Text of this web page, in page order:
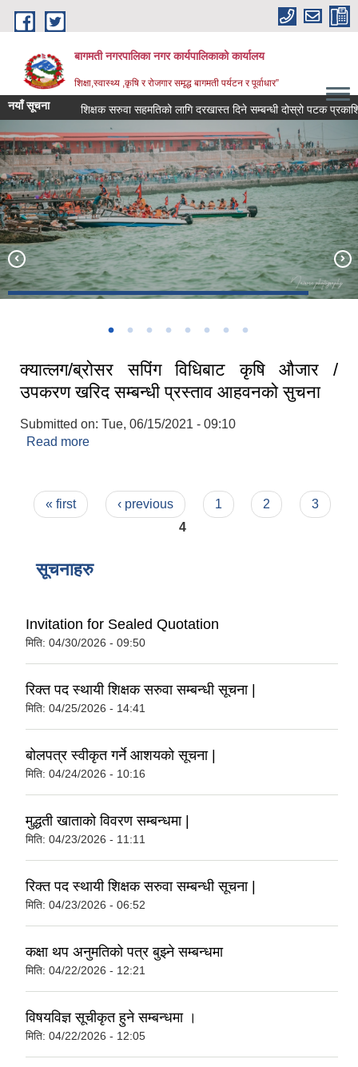
Skip to main content
बागमती नगरपालिका नगर कार्यपालिकाको कार्यालय
शिक्षा,स्वास्थ्य ,कृषि र रोजगार समृद्ध बागमती पर्यटन र पूर्वाधार”
नयाँ सूचना शिक्षक सरुवा सहमतिको लागि दरखास्त दिने सम्बन्धी दोस्रो पटक प्रकाशित
Construction of Municipal Park with Resort (Working -Under
क्यात्लग/ब्रोसर सपिंग विधिबाट कृषि औजार /
उपकरण खरिद सम्बन्धी प्रस्ताव आहवनको सुचना
Submitted on: Tue, 06/15/2021 - 09:10
Read more
Pages
« first ‹ previous 1 2
3
4
सूचनाहरु
Invitation for Sealed Quotation
मिति: 04/30/2026 - 09:50
रिक्त पद स्थायी शिक्षक सरुवा सम्बन्धी सूचना |
मिति: 04/25/2026 - 14:41
बोलपत्र स्वीकृत गर्ने आशयको सूचना |
मिति: 04/24/2026 - 10:16
मुद्धती खाताको विवरण सम्बन्धमा |
मिति: 04/23/2026 - 11:11
रिक्त पद स्थायी शिक्षक सरुवा सम्बन्धी सूचना |
मिति: 04/23/2026 - 06:52
कक्षा थप अनुमतिको पत्र बुझ्ने सम्बन्धमा
मिति: 04/22/2026 - 12:21
विषयविज्ञ सूचीकृत हुने सम्बन्धमा ।
मिति: 04/22/2026 - 12:05